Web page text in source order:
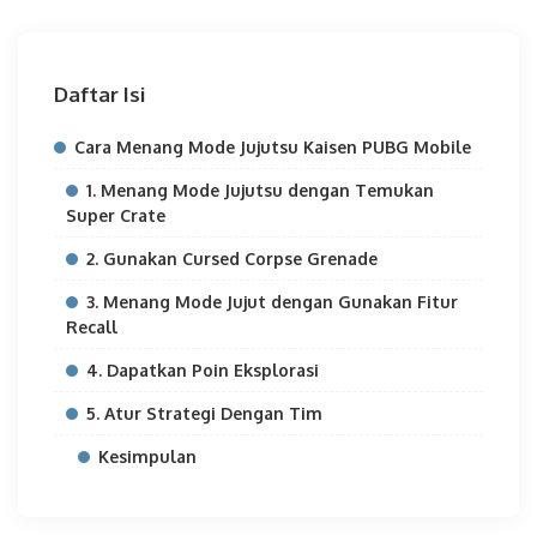
Daftar Isi
Cara Menang Mode Jujutsu Kaisen PUBG Mobile
1. Menang Mode Jujutsu dengan Temukan
Super Crate
2. Gunakan Cursed Corpse Grenade
3. Menang Mode Jujut dengan Gunakan Fitur
Recall
4. Dapatkan Poin Eksplorasi
5. Atur Strategi Dengan Tim
Kesimpulan